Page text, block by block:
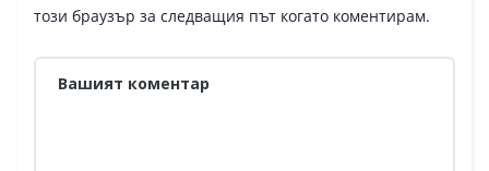
този браузър за следващия път когато коментирам.